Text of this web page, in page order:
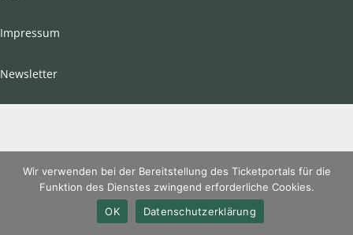
Impressum
Newsletter
Wir verwenden bei der Bereitstellung des Ticketportals für die
Funktion des Dienstes zwingend erforderliche Cookies.
OK
Datenschutzerklärung